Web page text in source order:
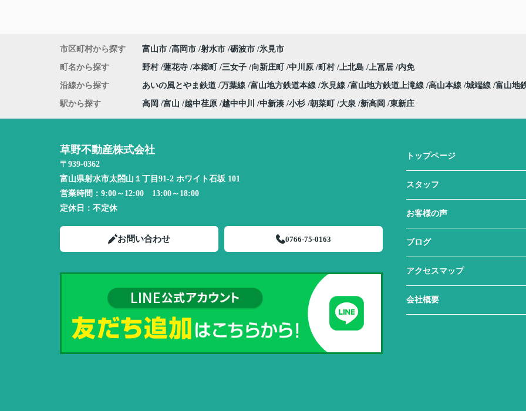
市区町村から探す 富山市 高岡市 射水市 砺波市 氷見市
町名から探す 野村 蓮花寺 本郷町 三女子 向新庄町 中川原 町村 上北島 上冨居 内免
沿線から探す あいの風とやま鉄道 万葉線 富山地方鉄道本線 氷見線 富山地方鉄道上滝線 高山本線 城端線 富山地
駅から探す 高岡 富山 越中荏原 越中中川 中新湊 小杉 朝菜町 大泉 新高岡 東新庄
草野不動産株式会社
〒939-0362
富山県射水市太閤山１丁目91-2 ホワイト石坂 101
営業時間： 9:00～12:00 13:00～18:00
定休日： 不定休
お問い合わせ 0766-75-0163
トップページ
スタッフ
お客様の声
ブログ
アクセスマップ
会社概要